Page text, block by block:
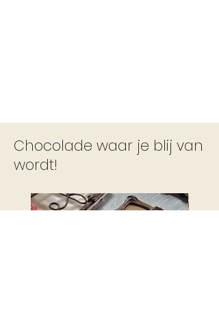
Chocolade waar je blij van
wordt!